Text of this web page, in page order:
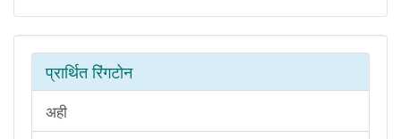
प्रार्थित रिंगटोन
अही